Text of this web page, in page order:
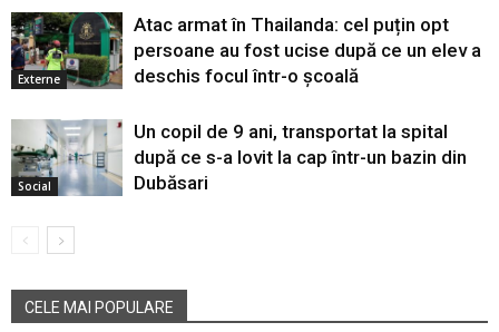
Externe
Atac armat în Thailanda: cel puțin opt
persoane au fost ucise după ce un elev a
deschis focul într-o școală
Social
Un copil de 9 ani, transportat la spital
după ce s-a lovit la cap într-un bazin din
Dubăsari
CELE MAI POPULARE